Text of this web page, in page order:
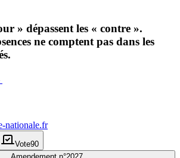
» dépassent les « contre ».
ne comptent pas dans les
nationale.fr
Vote90